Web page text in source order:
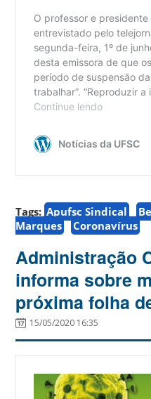
Tags: Apufsc Sindical
Marques
Coronavírus
Administração
informa sobre
próxima folha
15/05/2020 16:35